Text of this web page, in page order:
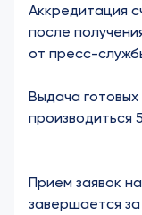
Аккредитация
после
от пресс-
Выдача
производиться
Прием заявок
завершается